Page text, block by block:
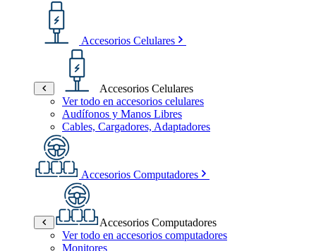
Accesorios Celulares
Accesorios Celulares
Ver todo en accesorios celulares
Audífonos y Manos Libres
Cables, Cargadores, Adaptadores
Accesorios Computadores
Accesorios Computadores
Ver todo en accesorios computadores
Monitores